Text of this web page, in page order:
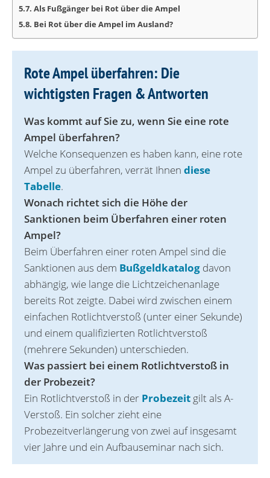
Als Fußgänger bei Rot über die Ampel
Bei Rot über die Ampel im Ausland?
Rote Ampel überfahren: Die
wichtigsten Fragen & Antworten
Was kommt auf Sie zu, wenn Sie eine rote
Ampel überfahren?
Welche Konsequenzen es haben kann, eine rote
Ampel zu überfahren, verrät Ihnen diese
Tabelle.
Wonach richtet sich die Höhe der
Sanktionen beim Überfahren einer roten
Ampel?
Beim Überfahren einer roten Ampel sind die
Sanktionen aus dem Bußgeldkatalog davon
abhängig, wie lange die Lichtzeichenanlage
bereits Rot zeigte. Dabei wird zwischen einem
einfachen Rotlichtverstoß (unter einer Sekunde)
und einem qualifizierten Rotlichtverstoß
(mehrere Sekunden) unterschieden.
Was passiert bei einem Rotlichtverstoß in
der Probezeit?
Ein Rotlichtverstoß in der Probezeit gilt als A-
Verstoß. Ein solcher zieht eine
Probezeitverlängerung von zwei auf insgesamt
vier Jahre und ein Aufbauseminar nach sich.